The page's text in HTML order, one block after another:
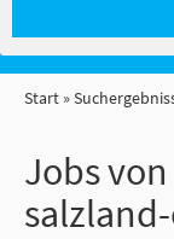
Start
Jobs